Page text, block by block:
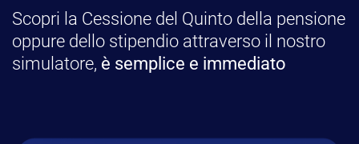
Scopri la Cessione del Quinto della pensione
oppure dello stipendio attraverso il nostro
simulatore, è semplice e immediato